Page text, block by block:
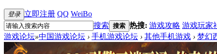
登录 立即注册 QQ WeiBo
搜索 搜索 热搜: 游戏攻略 游戏玩家
游戏论坛»中国游戏论坛 › 手机游戏论坛 › 其他手机游戏 › 梦幻